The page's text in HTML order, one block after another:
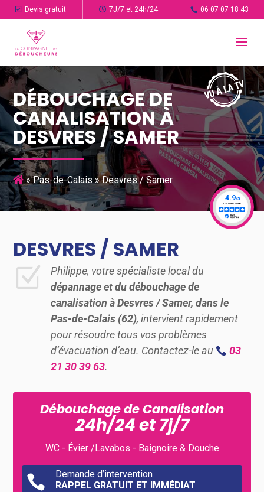
Devis gratuit 7J/7 et 24h/24 06 07 07 18 43
DÉBOUCHAGE DE
CANALISATION À
DESVRES / SAMER
»Pas-de-Calais»Desvres / Samer
DESVRES / SAMER
Z
Philippe, votre spécialiste local du
dépannage et du débouchage de
canalisation à Desvres / Samer, dans le
Pas-de-Calais (62), intervient rapidement
pour résoudre tous vos problèmes
d’évacuation d’eau. Contactez-le au
03
21 30 39 63.
Débouchage de Canalisation
24h/24 et 7j/7
WC - Évier /Lavabos - Baignoire & Douche

Demande d’intervention
RAPPEL GRATUIT ET IMMÉDIAT